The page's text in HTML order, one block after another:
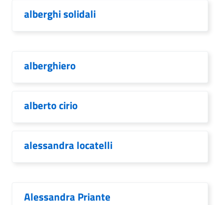
alberghi solidali
alberghiero
alberto cirio
alessandra locatelli
Alessandra Priante